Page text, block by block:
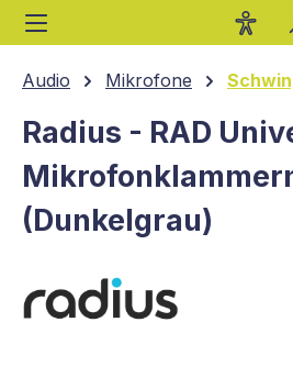
springen
Audio Mikrofone
Radius - RAD
(Dunkelgrau)